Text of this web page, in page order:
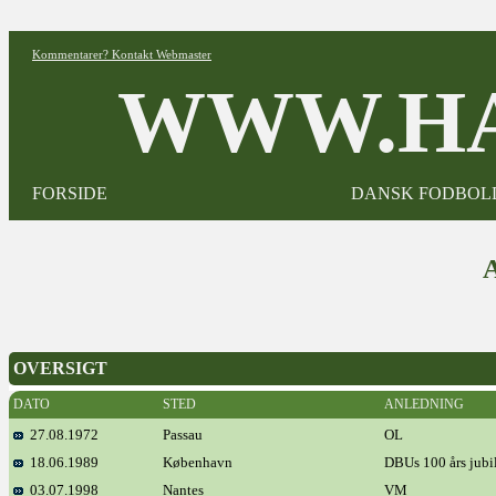
Kommentarer? Kontakt Webmaster
FORSIDE DANSK
OVERSIGT
DATO STED ANLEDNING
27.08.1972 Passau
OL
18.06.1989
København
DBUs 100 års
03.07.1998
Nantes
VM